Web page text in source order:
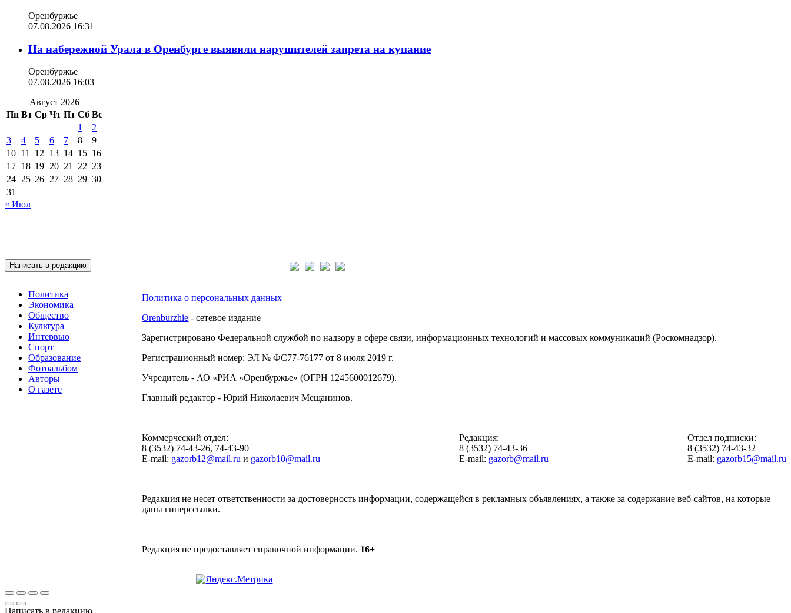
Оренбуржье
07.08.2026 16:31
На набережной Урала в Оренбурге выявили нарушителей запрета на купание
Оренбуржье
07.08.2026 16:03
Август 2026
Пн Вт Ср Чт Пт Сб Вс
1
2
3
4 5 6 7 8
9
10 11 12 13 14 15 16
17 18 19 20 21 22 23
24 25 26 27 28 29 30
31
« Июл
Написать в редакцию
Политика
Экономика
Общество
Культура
Интервью
Спорт
Образование
Фотоальбом
Авторы
О газете
Политика о персональных данных
Orenburzhie - сетевое издание
Зарегистрировано Федеральной службой по надзору в сфере связи, информационных технологий и массовых коммуникаций (Роскомнадзор).
Регистрационный номер: ЭЛ № ФС77-76177 от 8 июля 2019 г.
Учредитель - АО «РИА «Оренбуржье» (ОГРН 1245600012679).
Главный редактор - Юрий Николаевич Мещанинов.
Коммерческий отдел:
8 (3532) 74-43-26, 74-43-90
E-mail: gazorb12@mail.ru и gazorb10@mail.ru
Редакция:
8 (3532) 74-43-36
E-mail: gazorb@mail.ru
Отдел подписки:
8 (3532) 74-43-32
E-mail: gazorb15@mail.ru
Редакция не несет ответственности за достоверность информации, содержащейся в рекламных объявлениях, а также за содержание веб-сайтов, на которые
даны гиперссылки.
Редакция не предоставляет справочной информации. 16+